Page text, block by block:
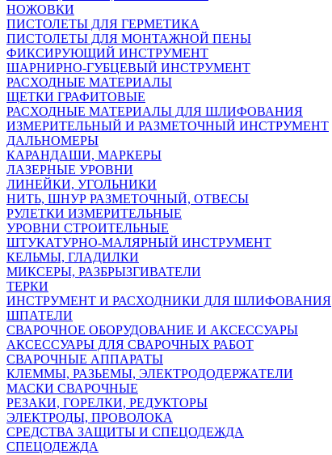
НОЖОВКИ
ПИСТОЛЕТЫ ДЛЯ ГЕРМЕТИКА
ПИСТОЛЕТЫ ДЛЯ МОНТАЖНОЙ ПЕНЫ
ФИКСИРУЮЩИЙ ИНСТРУМЕНТ
ШАРНИРНО-ГУБЦЕВЫЙ ИНСТРУМЕНТ
РАСХОДНЫЕ МАТЕРИАЛЫ
ЩЕТКИ ГРАФИТОВЫЕ
РАСХОДНЫЕ МАТЕРИАЛЫ ДЛЯ ШЛИФОВАНИЯ
ИЗМЕРИТЕЛЬНЫЙ И РАЗМЕТОЧНЫЙ ИНСТРУМЕНТ
ДАЛЬНОМЕРЫ
КАРАНДАШИ, МАРКЕРЫ
ЛАЗЕРНЫЕ УРОВНИ
ЛИНЕЙКИ, УГОЛЬНИКИ
НИТЬ, ШНУР РАЗМЕТОЧНЫЙ, ОТВЕСЫ
РУЛЕТКИ ИЗМЕРИТЕЛЬНЫЕ
УРОВНИ СТРОИТЕЛЬНЫЕ
ШТУКАТУРНО-МАЛЯРНЫЙ ИНСТРУМЕНТ
КЕЛЬМЫ, ГЛАДИЛКИ
МИКСЕРЫ, РАЗБРЫЗГИВАТЕЛИ
ТЕРКИ
ИНСТРУМЕНТ И РАСХОДНИКИ ДЛЯ ШЛИФОВАНИЯ
ШПАТЕЛИ
СВАРОЧНОЕ ОБОРУДОВАНИЕ И АКСЕССУАРЫ
АКСЕССУАРЫ ДЛЯ СВАРОЧНЫХ РАБОТ
СВАРОЧНЫЕ АППАРАТЫ
КЛЕММЫ, РАЗЬЕМЫ, ЭЛЕКТРОДОДЕРЖАТЕЛИ
МАСКИ СВАРОЧНЫЕ
РЕЗАКИ, ГОРЕЛКИ, РЕДУКТОРЫ
ЭЛЕКТРОДЫ, ПРОВОЛОКА
СРЕДСТВА ЗАЩИТЫ И СПЕЦОДЕЖДА
СПЕЦОДЕЖДА